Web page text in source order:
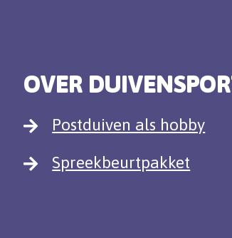
OVER
Postduiven als hobby
Spreekbeurtpakket